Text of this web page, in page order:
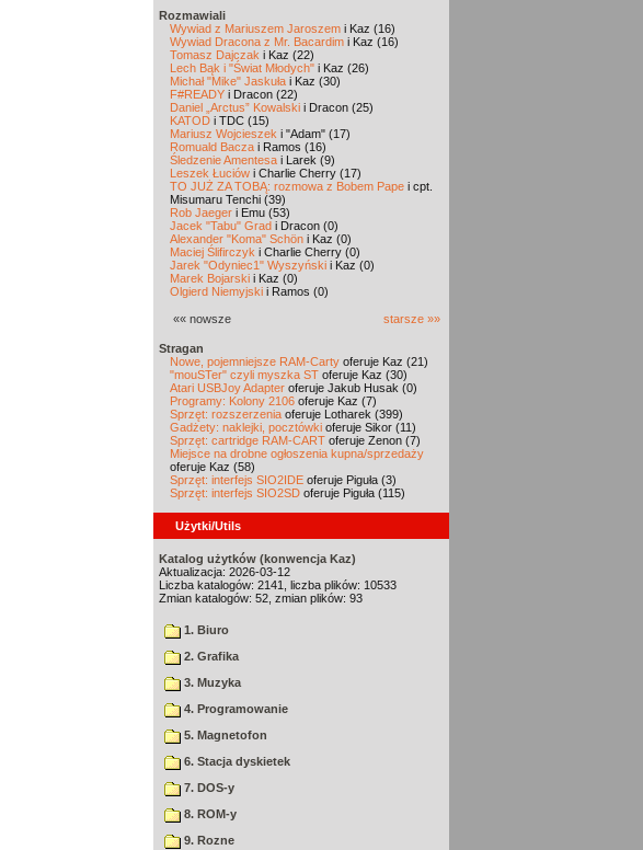
Rozmawiali
Wywiad z Mariuszem Jaroszem i Kaz (16)
Wywiad Dracona z Mr. Bacardim i Kaz (16)
Tomasz Dajczak i Kaz (22)
Lech Bąk i "Świat Młodych" i Kaz (26)
Michał "Mike" Jaskuła i Kaz (30)
F#READY i Dracon (22)
Daniel „Arctus” Kowalski i Dracon (25)
KATOD i TDC (15)
Mariusz Wojcieszek i "Adam" (17)
Romuald Bacza i Ramos (16)
Śledzenie Amentesa i Larek (9)
Leszek Łuciów i Charlie Cherry (17)
TO JUŻ ZA TOBĄ: rozmowa z Bobem Pape i cpt.
Misumaru Tenchi (39)
Rob Jaeger i Emu (53)
Jacek "Tabu" Grad i Dracon (0)
Alexander "Koma" Schön i Kaz (0)
Maciej Ślifirczyk i Charlie Cherry (0)
Jarek "Odyniec1" Wyszyński i Kaz (0)
Marek Bojarski i Kaz (0)
Olgierd Niemyjski i Ramos (0)
«« nowsze starsze »»
Stragan
Nowe, pojemniejsze RAM-Carty oferuje Kaz (21)
"mouSTer" czyli myszka ST oferuje Kaz (30)
Atari USBJoy Adapter oferuje Jakub Husak (0)
Programy: Kolony 2106 oferuje Kaz (7)
Sprzęt: rozszerzenia oferuje Lotharek (399)
Gadżety: naklejki, pocztówki oferuje Sikor (11)
Sprzęt: cartridge RAM-CART oferuje Zenon (7)
Miejsce na drobne ogłoszenia kupna/sprzedaży
oferuje Kaz (58)
Sprzęt: interfejs SIO2IDE oferuje Piguła (3)
Sprzęt: interfejs SIO2SD oferuje Piguła (115)
Użytki/Utils
Katalog użytków (konwencja Kaz)
Aktualizacja: 2026-03-12
Liczba katalogów: 2141, liczba plików: 10533
Zmian katalogów: 52, zmian plików: 93
1. Biuro
2. Grafika
3. Muzyka
4. Programowanie
5. Magnetofon
6. Stacja dyskietek
7. DOS-y
8. ROM-y
9. Rozne